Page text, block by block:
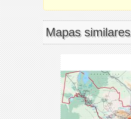
Mapas similares